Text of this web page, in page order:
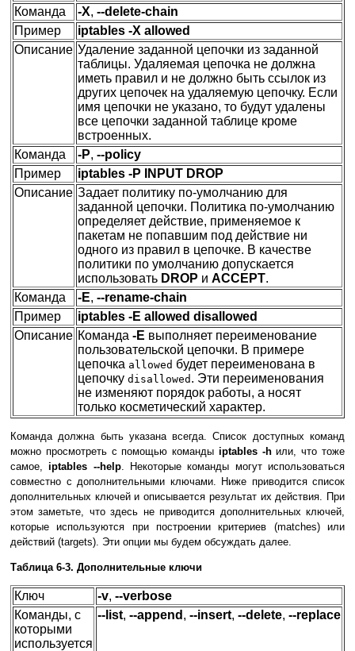
Команда
-X, --delete-chain
Пример
iptables -X allowed
Описание Удаление заданной цепочки из заданной
таблицы. Удаляемая цепочка не должна
иметь правил и не должно быть ссылок из
других цепочек на удаляемую цепочку. Если
имя цепочки не указано, то будут удалены
все цепочки заданной таблице кроме
встроенных.
Команда
-P, --policy
Пример
iptables -P INPUT DROP
Описание Задает политику по-умолчанию для
заданной цепочки. Политика по-умолчанию
определяет действие, применяемое к
пакетам не попавшим под действие ни
одного из правил в цепочке. В качестве
политики по умолчанию допускается
использовать DROP и ACCEPT.
Команда
-E, --rename-chain
Пример
iptables -E allowed disallowed
Описание Команда -E выполняет переименование
пользовательской цепочки. В примере
цепочка allowed будет переименована в
цепочку disallowed . Эти переименования
не изменяют порядок работы, а носят
только косметический характер.
Команда должна быть указана всегда. Список доступных команд
можно просмотреть с помощью команды iptables -hили, что тоже
самое,iptables --help. Некоторые команды могут использоваться
совместно с дополнительными ключами. Ниже приводится список
дополнительных ключей и описывается результат их действия. При
этом заметьте, что здесь не приводится дополнительных ключей,
которые используются при построении критериев (matches) или
действий (targets). Эти опции мы будем обсуждать далее.
Таблица 6-3. Дополнительные ключи
Ключ -v, --verbose
Команды, с
которыми
используется
--list, --append , --insert, --delete, --replace